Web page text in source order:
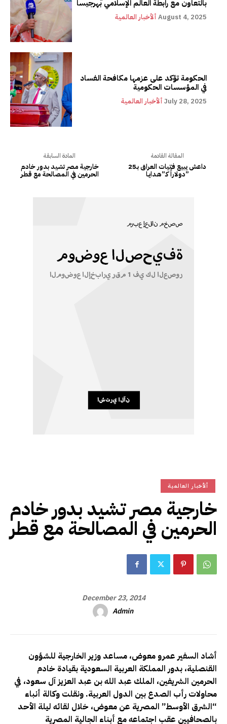
بالتعاون مع رابطة العالم الإسلامي بهرجيسا
ألأخبار العالمية August 4, 2025
الحكومة تؤكد على عزمها مكافحة الفساد
في المؤسسات الحكومية
ألأخبار العالمية July 28, 2025
المادة السابقة
خارجية مصر تشيد بدور خادم
الحرمين في المصالحة مع قطر
المقالة القادمة
داعش يبيع فتيات العراق بــ25
دولاراً كـ”هـدايــا”